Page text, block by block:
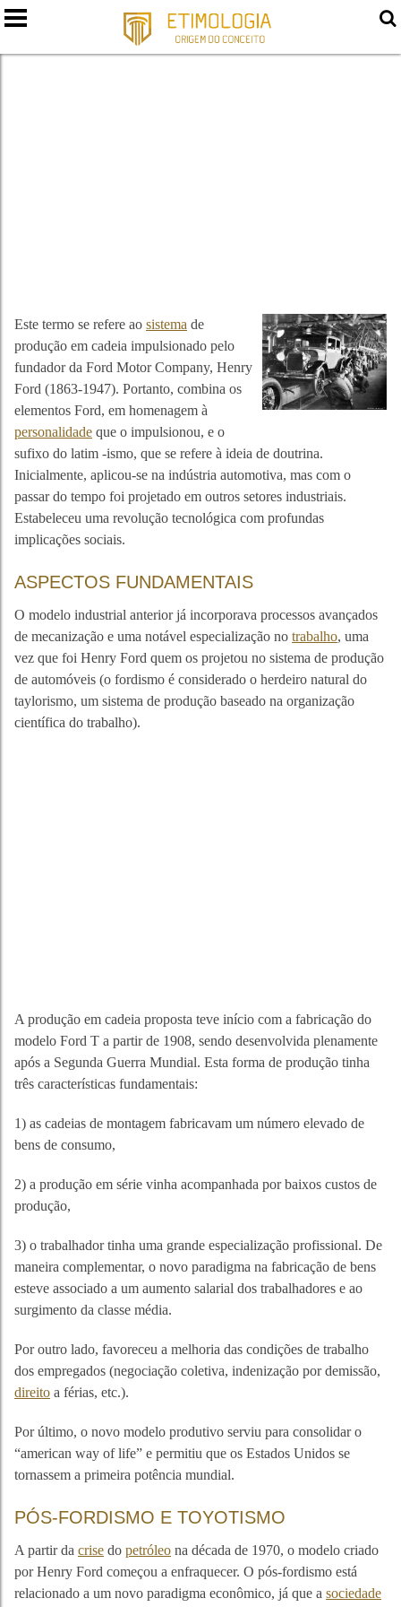
FORDISMO
Este termo se refere ao sistema de
produção em cadeia impulsionado pelo
fundador da Ford Motor Company, Henry
Ford (1863-1947). Portanto, combina os
elementos Ford, em homenagem à
personalidade que o impulsionou, e o
sufixo do latim -ismo, que se refere à ideia de doutrina.
Inicialmente, aplicou-se na indústria automotiva, mas com o
passar do tempo foi projetado em outros setores industriais.
Estabeleceu uma revolução tecnológica com profundas
implicações sociais.
ASPECTOS FUNDAMENTAIS
O modelo industrial anterior já incorporava processos avançados
de mecanização e uma notável especialização no trabalho, uma
vez que foi Henry Ford quem os projetou no sistema de produção
de automóveis (o fordismo é considerado o herdeiro natural do
taylorismo, um sistema de produção baseado na organização
científica do trabalho).
A produção em cadeia proposta teve início com a fabricação do
modelo Ford T a partir de 1908, sendo desenvolvida plenamente
após a Segunda Guerra Mundial. Esta forma de produção tinha
três características fundamentais:
1) as cadeias de montagem fabricavam um número elevado de
bens de consumo,
2) a produção em série vinha acompanhada por baixos custos de
produção,
3) o trabalhador tinha uma grande especialização profissional. De
maneira complementar, o novo paradigma na fabricação de bens
esteve associado a um aumento salarial dos trabalhadores e ao
surgimento da classe média.
Por outro lado, favoreceu a melhoria das condições de trabalho
dos empregados (negociação coletiva, indenização por demissão,
direito a férias, etc.).
Por último, o novo modelo produtivo serviu para consolidar o
“american way of life” e permitiu que os Estados Unidos se
tornassem a primeira potência mundial.
PÓS-FORDISMO E TOYOTISMO
A partir da crise do petróleo na década de 1970, o modelo criado
por Henry Ford começou a enfraquecer. O pós-fordismo está
relacionado a um novo paradigma econômico, já que a sociedade